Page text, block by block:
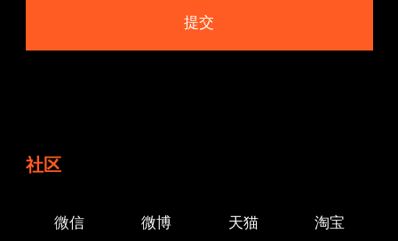
社区
微信 微博 天猫 淘宝